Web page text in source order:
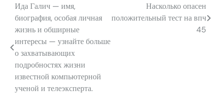
Навигация
по
записям
Ида Галич — имя,
биография, особая личная
жизнь и обширные
интересы — узнайте больше
о захватывающих
подробностях жизни
известной компьютерной
ученой и телеэксперта.
Насколько опасен
положительный тест на впч
45